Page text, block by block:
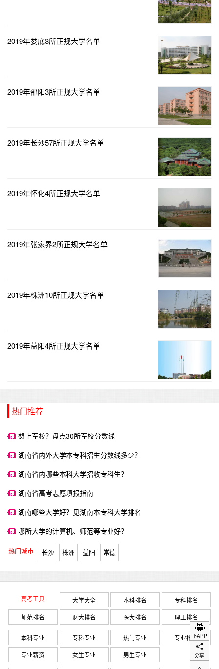
2019年娄底3所正规大学名单
2019年邵阳3所正规大学名单
2019年长沙57所正规大学名单
2019年怀化4所正规大学名单
2019年张家界2所正规大学名单
2019年株洲10所正规大学名单
2019年益阳4所正规大学名单
下APP
分享
热门推荐
想上军校？盘点30所军校分数线
湖南省内外大学本专科招生分数线多少？
湖南省内哪些本科大学招收专科生？
湖南省高考志愿填报指南
湖南哪些大学好？见湖南本专科大学排名
哪所大学的计算机、师范等专业好？
热门城市 长沙 株洲 益阳 常德
高考工具 大学大全 本科排名 专科排名
师范排名 财大排名 医大排名 理工排名
本科专业 专科专业 热门专业 专业排名
专业薪资 女生专业 男生专业